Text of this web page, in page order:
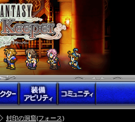
封印の洞窟(フォース)